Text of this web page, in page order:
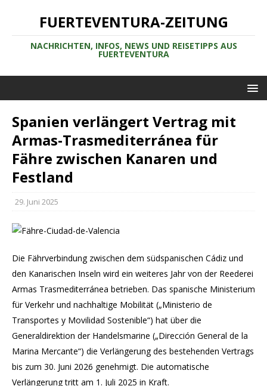
FUERTEVENTURA-ZEITUNG
NACHRICHTEN, INFOS, NEWS UND REISETIPPS AUS
FUERTEVENTURA
Spanien verlängert Vertrag mit
Armas-Trasmediterránea für
Fähre zwischen Kanaren und
Festland
29. Juni 2025
Die Fährverbindung zwischen dem südspanischen Cádiz und
den Kanarischen Inseln wird ein weiteres Jahr von der Reederei
Armas Trasmediterránea betrieben. Das spanische Ministerium
für Verkehr und nachhaltige Mobilität („Ministerio de
Transportes y Movilidad Sostenible“) hat über die
Generaldirektion der Handelsmarine („Dirección General de la
Marina Mercante“) die Verlängerung des bestehenden Vertrags
bis zum 30. Juni 2026 genehmigt. Die automatische
Verlängerung tritt am 1. Juli 2025 in Kraft.